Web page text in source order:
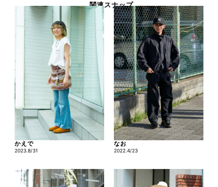
関連スナップ
かえで
2023.8/31
なお
2022.4/23